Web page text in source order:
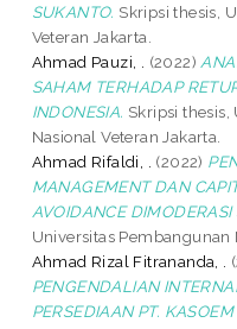
SUKANTO. Skripsi thesis,
Veteran Jakarta.
Ahmad Pauzi, .
(2022)
SAHAM TERHADAP
INDONESIA. Skripsi thesis,
Nasional Veteran Jakarta.
Ahmad Rifaldi, .
(2022)
MANAGEMENT DAN
AVOIDANCE
Universitas Pembangunan
Ahmad Rizal Fitrananda, .
PENGENDALIAN
PERSEDIAAN PT.